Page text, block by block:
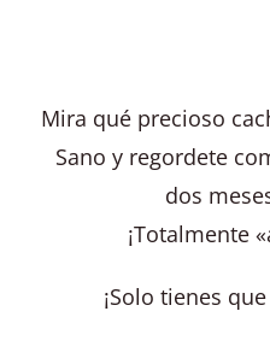
Mira qué precioso
Sano y regordete
dos
¡Totalmente
¡Solo tienes